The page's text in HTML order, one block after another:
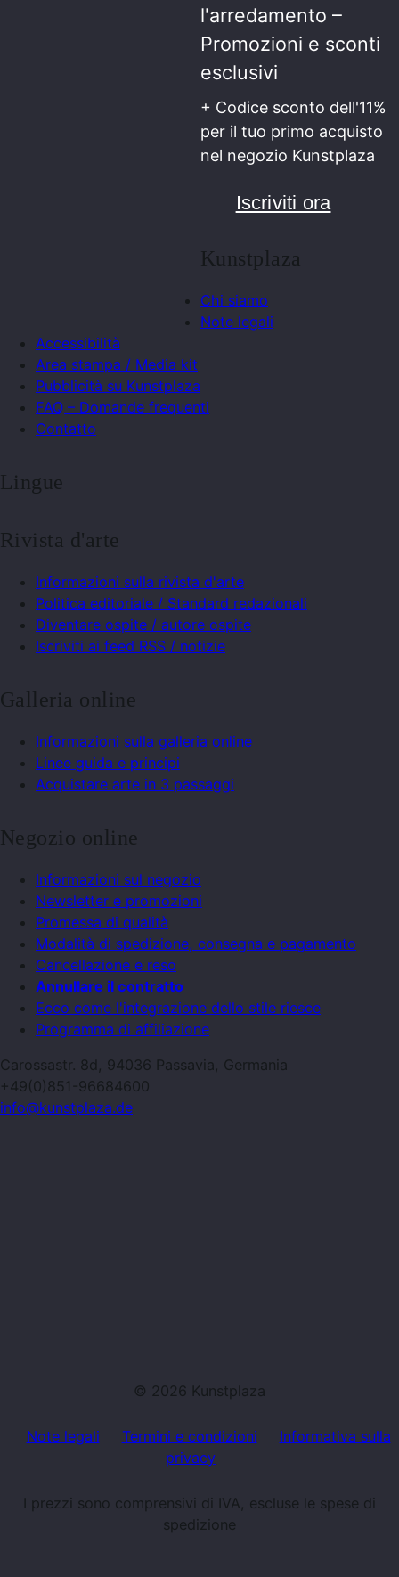
l'arredamento –
Promozioni e sconti
esclusivi
+ Codice sconto dell'11%
per il tuo primo acquisto
nel negozio Kunstplaza
Iscriviti ora
Kunstplaza
Chi siamo
Note legali
Accessibilità
Area stampa / Media kit
Pubblicità su Kunstplaza
FAQ – Domande frequenti
Contatto
Lingue
Rivista d'arte
Informazioni sulla rivista d'arte
Politica editoriale / Standard redazionali
Diventare ospite / autore ospite
Iscriviti ai feed RSS / notizie
Galleria online
Informazioni sulla galleria online
Linee guida e principi
Acquistare arte in 3 passaggi
Negozio online
Informazioni sul negozio
Newsletter e promozioni
Promessa di qualità
Modalità di spedizione, consegna e pagamento
Cancellazione e reso
Annullare il contratto
Ecco come l'integrazione dello stile riesce
Programma di affiliazione
Carossastr. 8d, 94036 Passavia, Germania
+49(0)851-96684600
info@kunstplaza.de
© 2026 Kunstplaza
Note legali Termini e condizioni
Informativa sulla
privacy
I prezzi sono comprensivi di IVA, escluse le spese di
spedizione